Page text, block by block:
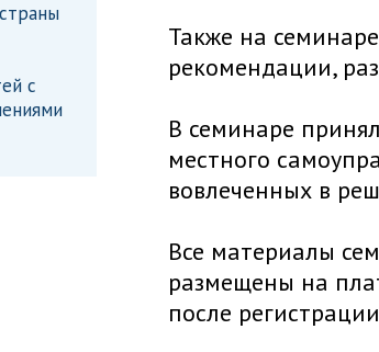
с
Также на
рекомендации,
В семинаре
местного
вовлеченных в
Все материалы
размещены на
после